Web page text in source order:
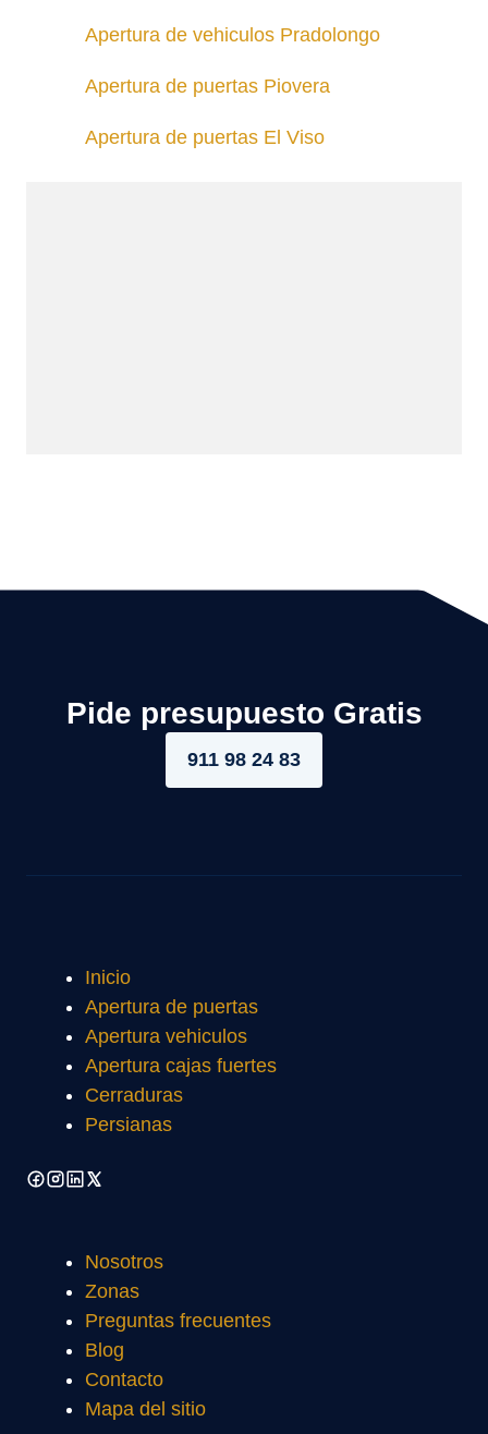
Apertura de vehiculos Pradolongo
Apertura de puertas Piovera
Apertura de puertas El Viso
Pide presupuesto Gratis
911 98 24 83
Inicio
Apertura de puertas
Apertura vehiculos
Apertura cajas fuertes
Cerraduras
Persianas
Nosotros
Zonas
Preguntas frecuentes
Blog
Contacto
Mapa del sitio